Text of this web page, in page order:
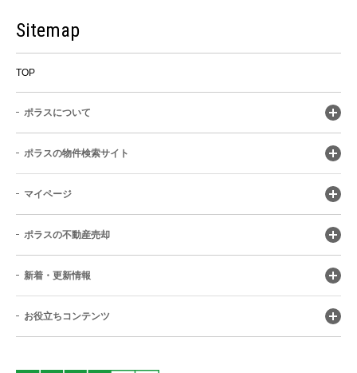
Sitemap
TOP
ポラスについて
ポラスの物件検索サイト
マイページ
ポラスの不動産売却
新着・更新情報
お役立ちコンテンツ